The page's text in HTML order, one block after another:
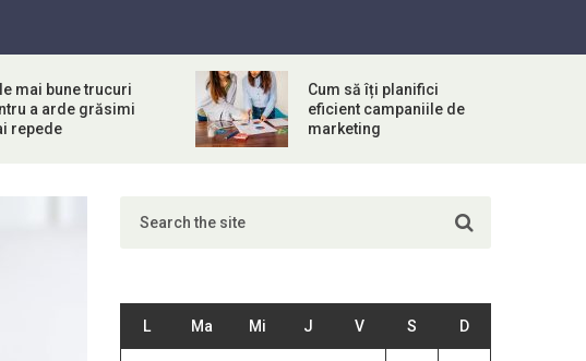
mai bune trucuri
a arde grăsimi
repede
Cum să îți planifici
eficient campaniile de
marketing
L Ma Mi J V S D